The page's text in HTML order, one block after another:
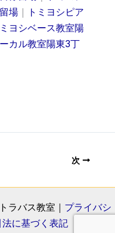
場 ｜ トミヨシピア
ミヨシベース教室陽
カル教室陽東3丁
次
バス教室｜ プライバシ
に基づく表記